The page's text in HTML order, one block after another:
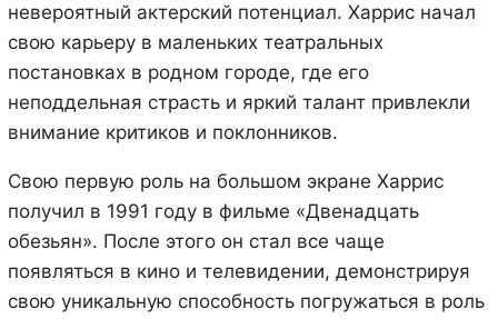
невероятный актерский потенциал. Харрис начал
свою карьеру в маленьких театральных
постановках в родном городе, где его
неподдельная страсть и яркий талант привлекли
внимание критиков и поклонников.
Свою первую роль на большом экране Харрис
получил в 1991 году в фильме «Двенадцать
обезьян». После этого он стал все чаще
появляться в кино и телевидении, демонстрируя
свою уникальную способность погружаться в роль